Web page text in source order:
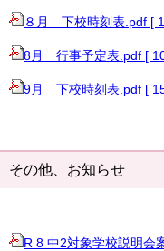
８月 下校時刻表.pdf [
8月 行事予定表.pdf [
9月 下校時刻表.pdf [
その他、お知らせ
R 8 中2対象学校説明会